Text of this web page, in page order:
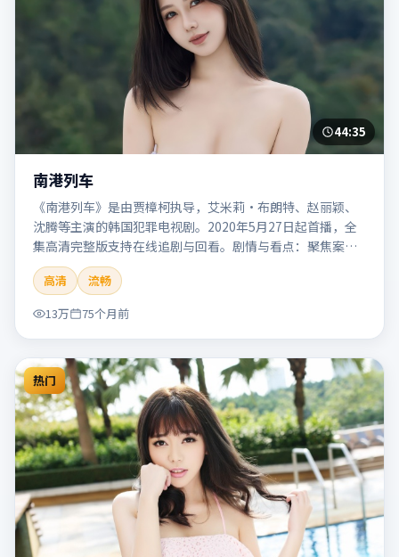
44:35
南港列车
《南港列车》是由贾樟柯执导，艾米莉·布朗特、赵丽颖、
沈腾等主演的韩国犯罪电视剧。2020年5月27日起首播，全
集高清完整版支持在线追剧与回看。剧情与看点：聚焦案件
与人性灰色地带，张力十足，兼具社会观察与戏剧冲突。本
片适合检索「南港列车」「贾樟柯」「犯罪」「韩国」
「2020」「2020-05-27上映」等关键词的影迷阅读简介与主
创信息。
高清
流畅
13万
75个月前
热门